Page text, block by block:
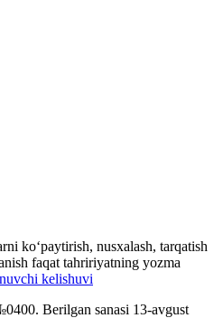
ko‘paytirish, nusxalash, tarqatish
faqat tahririyatning yozma
kelishuvi
Berilgan sanasi 13-avgust